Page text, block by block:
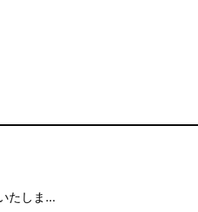
たしま…